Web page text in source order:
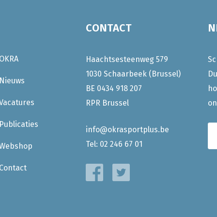
CONTACT
Haachtsesteenweg 579
1030 Schaarbeek (Brussel)
BE 0434 918 207
RPR Brussel
info@okrasportplus.be
Tel: 02 246 67 01